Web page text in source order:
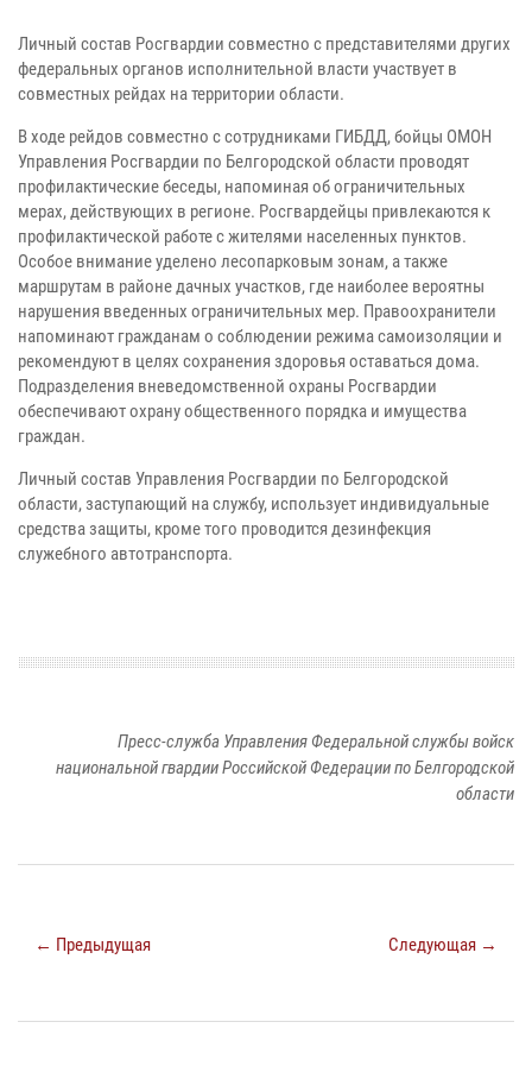
Личный состав Росгвардии совместно с представителями других
федеральных органов исполнительной власти участвует в
совместных рейдах на территории области.
В ходе рейдов совместно с сотрудниками ГИБДД, бойцы ОМОН
Управления Росгвардии по Белгородской области проводят
профилактические беседы, напоминая об ограничительных
мерах, действующих в регионе. Росгвардейцы привлекаются к
профилактической работе с жителями населенных пунктов.
Особое внимание уделено лесопарковым зонам, а также
маршрутам в районе дачных участков, где наиболее вероятны
нарушения введенных ограничительных мер. Правоохранители
напоминают гражданам о соблюдении режима самоизоляции и
рекомендуют в целях сохранения здоровья оставаться дома.
Подразделения вневедомственной охраны Росгвардии
обеспечивают охрану общественного порядка и имущества
граждан.
Личный состав Управления Росгвардии по Белгородской
области, заступающий на службу, использует индивидуальные
средства защиты, кроме того проводится дезинфекция
служебного автотранспорта.
Пресс-служба Управления Федеральной службы войск
национальной гвардии Российской Федерации по Белгородской
области
← Предыдущая Следующая →